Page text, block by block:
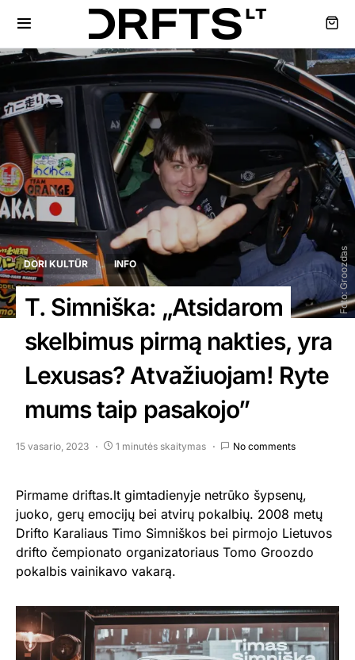
Foto: Groozdas
DORI KULTÜR INFO
T. Simniška: „Atsidarom
skelbimus pirmą nakties, yra
Lexusas? Atvažiuojam! Ryte
mums taip pasakojo”
15 vasario, 2023 1 minutės skaitymas No comments
Pirmame driftas.lt gimtadienyje netrūko šypsenų,
juoko, gerų emocijų bei atvirų pokalbių. 2008 metų
Drifto Karaliaus Timo Simniškos bei pirmojo Lietuvos
drifto čempionato organizatoriaus Tomo Groozdo
pokalbis vainikavo vakarą.